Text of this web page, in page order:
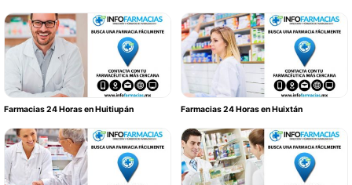
Farmacias 24 Horas en Huitiupán Farmacias 24 Horas en Huixtán